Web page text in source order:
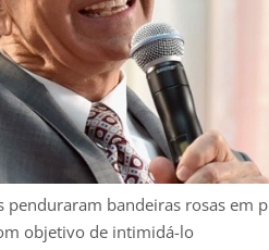
bandeiras rosas em
objetivo de intimidá-lo